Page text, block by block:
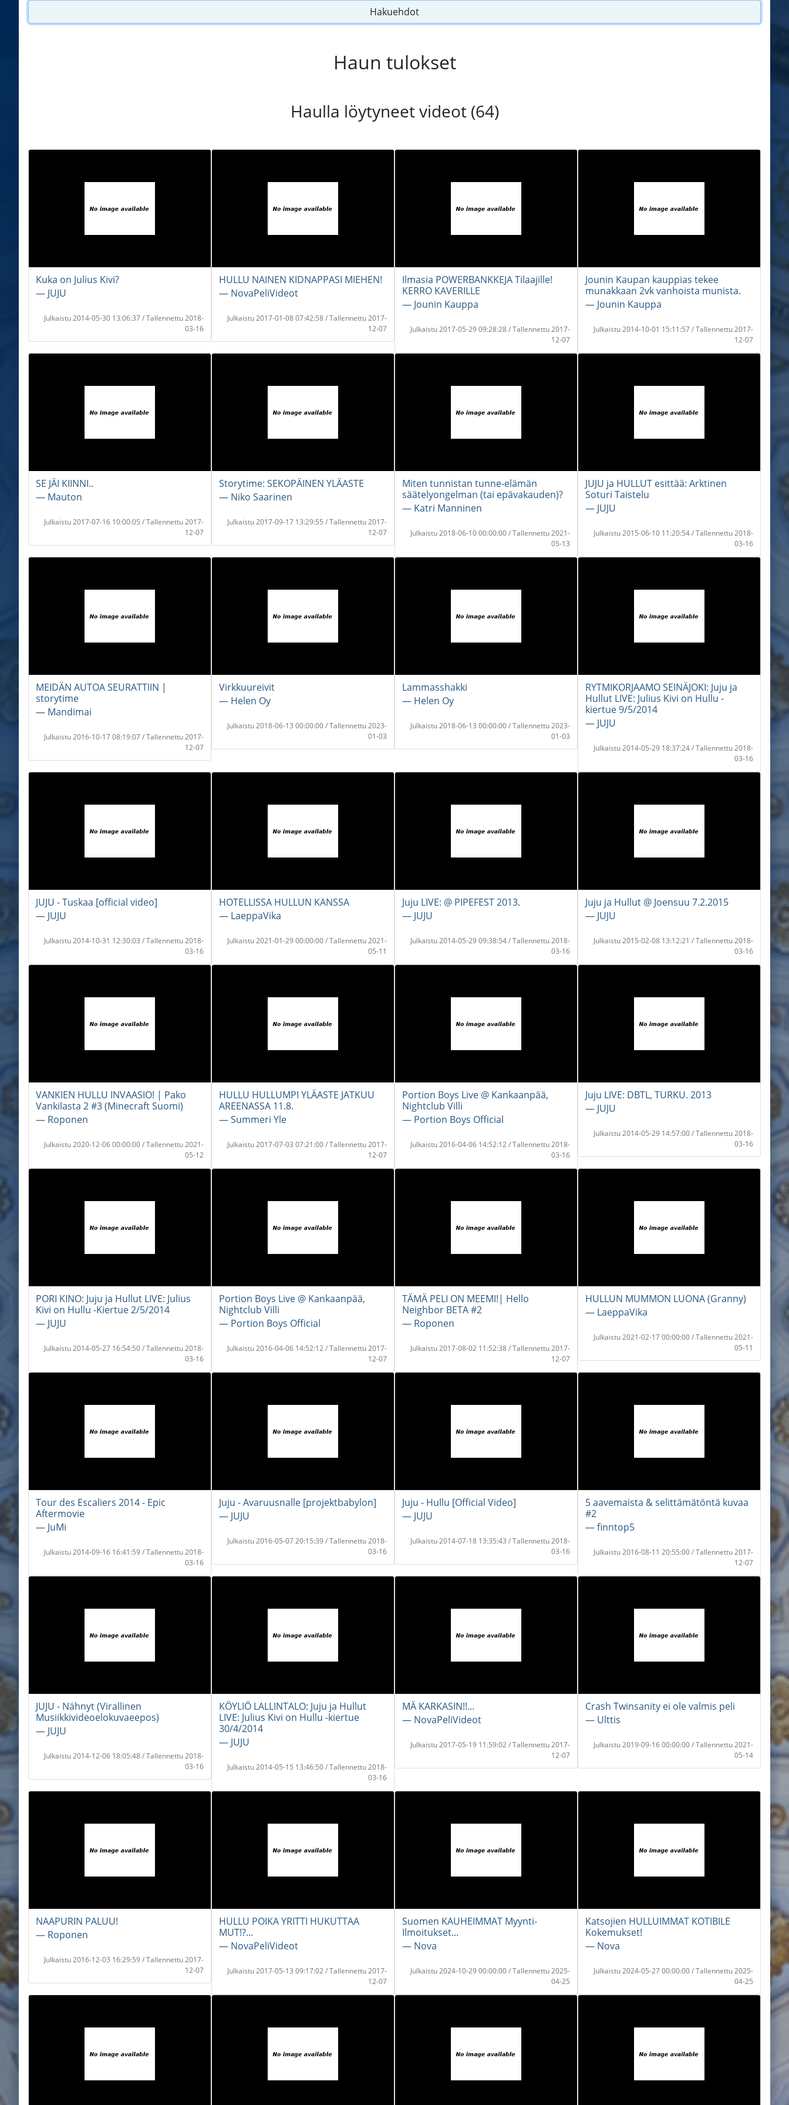
Hakuehdot
Haun tulokset
Haulla löytyneet videot (64)
Kuka on Julius Kivi?
― JUJU
Julkaistu 2014-05-30 13:06:37 / Tallennettu 2018-
03-16
HULLU NAINEN KIDNAPPASI MIEHEN!
― NovaPeliVideot
Julkaistu 2017-01-08 07:42:58 / Tallennettu 2017-
12-07
Ilmasia POWERBANKKEJA Tilaajille!
KERRO KAVERILLE
― Jounin Kauppa
Julkaistu 2017-05-29 09:28:28 / Tallennettu 2017-
12-07
Jounin Kaupan kauppias tekee
munakkaan 2vk vanhoista munista.
― Jounin Kauppa
Julkaistu 2014-10-01 15:11:57 / Tallennettu 2017-
12-07
SE JÄI KIINNI..
― Mauton
Julkaistu 2017-07-16 10:00:05 / Tallennettu 2017-
12-07
Storytime: SEKOPÄINEN YLÄASTE
― Niko Saarinen
Julkaistu 2017-09-17 13:29:55 / Tallennettu 2017-
12-07
Miten tunnistan tunne-elämän
säätelyongelman (tai epävakauden)?
― Katri Manninen
Julkaistu 2018-06-10 00:00:00 / Tallennettu 2021-
05-13
JUJU ja HULLUT esittää: Arktinen
Soturi Taistelu
― JUJU
Julkaistu 2015-06-10 11:20:54 / Tallennettu 2018-
03-16
MEIDÄN AUTOA SEURATTIIN |
storytime
― Mandimai
Julkaistu 2016-10-17 08:19:07 / Tallennettu 2017-
12-07
Virkkuureivit
― Helen Oy
Julkaistu 2018-06-13 00:00:00 / Tallennettu 2023-
01-03
Lammasshakki
― Helen Oy
Julkaistu 2018-06-13 00:00:00 / Tallennettu 2023-
01-03
RYTMIKORJAAMO SEINÄJOKI: Juju ja
Hullut LIVE: Julius Kivi on Hullu -
kiertue 9/5/2014
― JUJU
Julkaistu 2014-05-29 18:37:24 / Tallennettu 2018-
03-16
JUJU - Tuskaa [official video]
― JUJU
Julkaistu 2014-10-31 12:30:03 / Tallennettu 2018-
03-16
HOTELLISSA HULLUN KANSSA
― LaeppaVika
Julkaistu 2021-01-29 00:00:00 / Tallennettu 2021-
05-11
Juju LIVE: @ PIPEFEST 2013.
― JUJU
Julkaistu 2014-05-29 09:38:54 / Tallennettu 2018-
03-16
Juju ja Hullut @ Joensuu 7.2.2015
― JUJU
Julkaistu 2015-02-08 13:12:21 / Tallennettu 2018-
03-16
VANKIEN HULLU INVAASIO! | Pako
Vankilasta 2 #3 (Minecraft Suomi)
― Roponen
Julkaistu 2020-12-06 00:00:00 / Tallennettu 2021-
05-12
HULLU HULLUMPI YLÄASTE JATKUU
AREENASSA 11.8.
― Summeri Yle
Julkaistu 2017-07-03 07:21:00 / Tallennettu 2017-
12-07
Portion Boys Live @ Kankaanpää,
Nightclub Villi
― Portion Boys Official
Julkaistu 2016-04-06 14:52:12 / Tallennettu 2018-
03-16
Juju LIVE: DBTL, TURKU. 2013
― JUJU
Julkaistu 2014-05-29 14:57:00 / Tallennettu 2018-
03-16
PORI KINO: Juju ja Hullut LIVE: Julius
Kivi on Hullu -Kiertue 2/5/2014
― JUJU
Julkaistu 2014-05-27 16:54:50 / Tallennettu 2018-
03-16
Portion Boys Live @ Kankaanpää,
Nightclub Villi
― Portion Boys Official
Julkaistu 2016-04-06 14:52:12 / Tallennettu 2017-
12-07
TÄMÄ PELI ON MEEMI!| Hello
Neighbor BETA #2
― Roponen
Julkaistu 2017-08-02 11:52:38 / Tallennettu 2017-
12-07
HULLUN MUMMON LUONA (Granny)
― LaeppaVika
Julkaistu 2021-02-17 00:00:00 / Tallennettu 2021-
05-11
Tour des Escaliers 2014 - Epic
Aftermovie
― JuMi
Julkaistu 2014-09-16 16:41:59 / Tallennettu 2018-
03-16
Juju - Avaruusnalle [projektbabylon]
― JUJU
Julkaistu 2016-05-07 20:15:39 / Tallennettu 2018-
03-16
Juju - Hullu [Official Video]
― JUJU
Julkaistu 2014-07-18 13:35:43 / Tallennettu 2018-
03-16
5 aavemaista & selittämätöntä kuvaa
#2
― finntop5
Julkaistu 2016-08-11 20:55:00 / Tallennettu 2017-
12-07
JUJU - Nähnyt (Virallinen
Musiikkivideoelokuvaeepos)
― JUJU
Julkaistu 2014-12-06 18:05:48 / Tallennettu 2018-
03-16
KÖYLIÖ LALLINTALO: Juju ja Hullut
LIVE: Julius Kivi on Hullu -kiertue
30/4/2014
― JUJU
Julkaistu 2014-05-15 13:46:50 / Tallennettu 2018-
03-16
MÄ KARKASIN!!...
― NovaPeliVideot
Julkaistu 2017-05-19 11:59:02 / Tallennettu 2017-
12-07
Crash Twinsanity ei ole valmis peli
― Ulttis
Julkaistu 2019-09-16 00:00:00 / Tallennettu 2021-
05-14
NAAPURIN PALUU!
― Roponen
Julkaistu 2016-12-03 16:29:59 / Tallennettu 2017-
12-07
HULLU POIKA YRITTI HUKUTTAA
MUT!?...
― NovaPeliVideot
Julkaistu 2017-05-13 09:17:02 / Tallennettu 2017-
12-07
Suomen KAUHEIMMAT Myynti-
Ilmoitukset...
― Nova
Julkaistu 2024-10-29 00:00:00 / Tallennettu 2025-
04-25
Katsojien HULLUIMMAT KOTIBILE
Kokemukset!
― Nova
Julkaistu 2024-05-27 00:00:00 / Tallennettu 2025-
04-25